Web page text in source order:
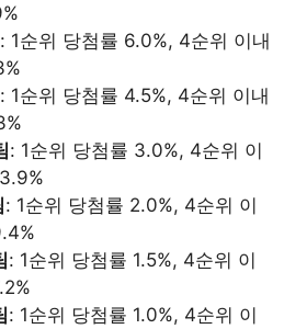
: 1순위 당첨률 6.0%, 4순위 이내
: 1순위 당첨률 4.5%, 4순위 이내
: 1순위 당첨률 3.0%, 4순위 이
: 1순위 당첨률 2.0%, 4순위 이
: 1순위 당첨률 1.5%, 4순위 이
: 1순위 당첨률 1.0%, 4순위 이